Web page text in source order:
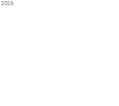
2026